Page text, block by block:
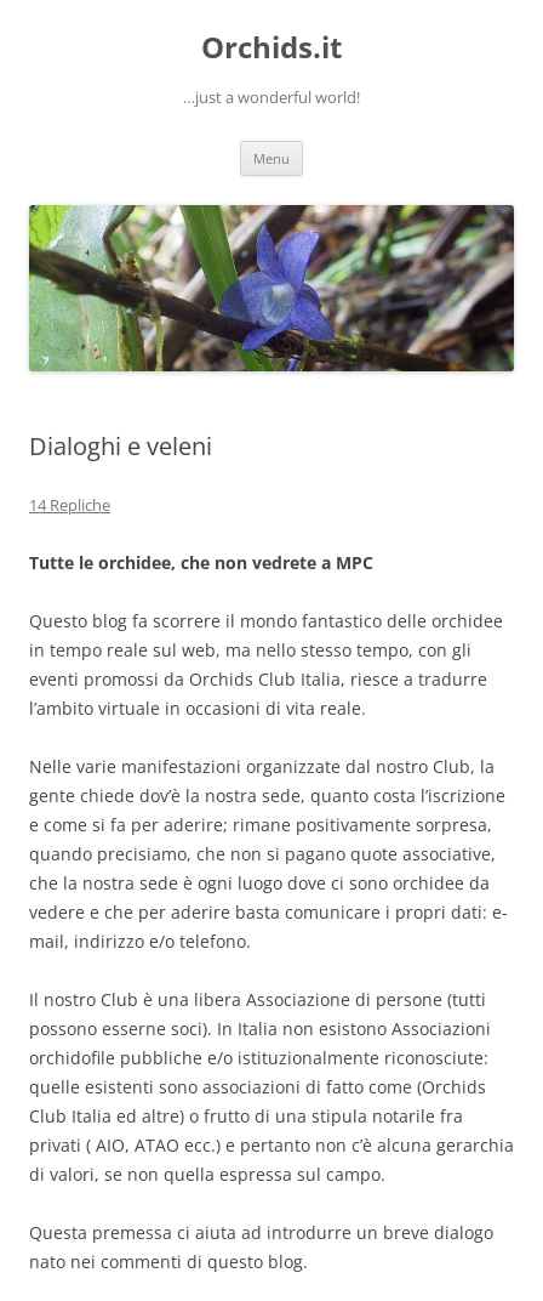
Orchids.it
…just a wonderful world!
Menu
Dialoghi e veleni
14 Repliche
Tutte le orchidee, che non vedrete a MPC
Questo blog fa scorrere il mondo fantastico delle orchidee
in tempo reale sul web, ma nello stesso tempo, con gli
eventi promossi da Orchids Club Italia, riesce a tradurre
l’ambito virtuale in occasioni di vita reale.
Nelle varie manifestazioni organizzate dal nostro Club, la
gente chiede dov’è la nostra sede, quanto costa l’iscrizione
e come si fa per aderire; rimane positivamente sorpresa,
quando precisiamo, che non si pagano quote associative,
che la nostra sede è ogni luogo dove ci sono orchidee da
vedere e che per aderire basta comunicare i propri dati: e-
mail, indirizzo e/o telefono.
Il nostro Club è una libera Associazione di persone (tutti
possono esserne soci). In Italia non esistono Associazioni
orchidofile pubbliche e/o istituzionalmente riconosciute:
quelle esistenti sono associazioni di fatto come (Orchids
Club Italia ed altre) o frutto di una stipula notarile fra
privati ( AIO, ATAO ecc.) e pertanto non c’è alcuna gerarchia
di valori, se non quella espressa sul campo.
Questa premessa ci aiuta ad introdurre un breve dialogo
nato nei commenti di questo blog.